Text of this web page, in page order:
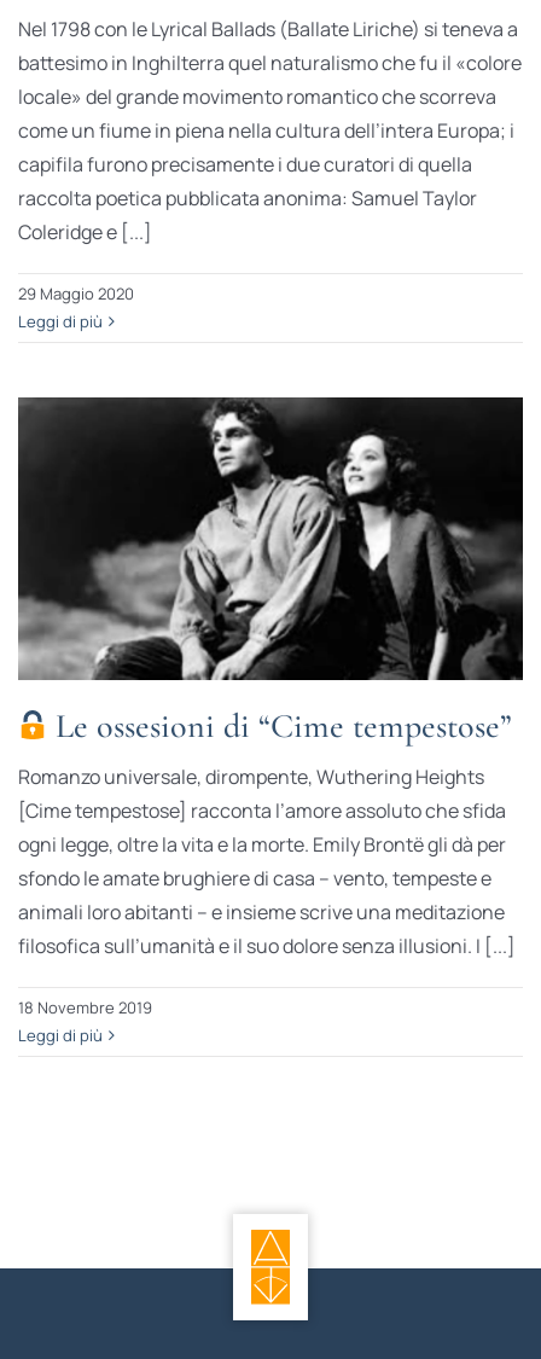
Nel 1798 con le Lyrical Ballads (Ballate Liriche) si teneva a
battesimo in Inghilterra quel naturalismo che fu il «colore
locale» del grande movimento romantico che scorreva
come un fiume in piena nella cultura dell’intera Europa; i
capifila furono precisamente i due curatori di quella
raccolta poetica pubblicata anonima: Samuel Taylor
Coleridge e [...]
29 Maggio 2020
Leggi di più
Le ossesioni di “Cime tempestose”
Romanzo universale, dirompente, Wuthering Heights
[Cime tempestose] racconta l’amore assoluto che sfida
ogni legge, oltre la vita e la morte. Emily Brontë gli dà per
sfondo le amate brughiere di casa – vento, tempeste e
animali loro abitanti – e insieme scrive una meditazione
filosofica sull’umanità e il suo dolore senza illusioni. I [...]
18 Novembre 2019
Leggi di più